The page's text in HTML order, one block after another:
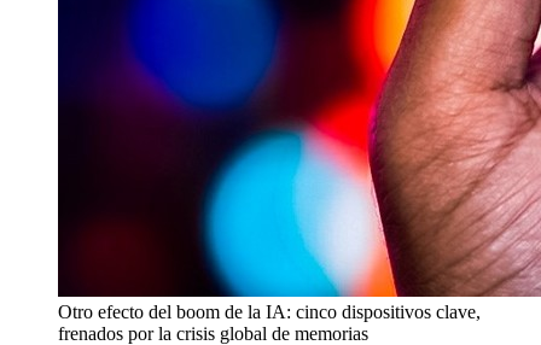
Otro efecto del boom de la IA: cinco dispositivos clave,
frenados por la crisis global de memorias